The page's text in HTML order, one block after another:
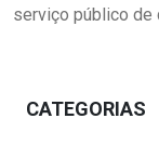
serviço público de
CATEGORIAS